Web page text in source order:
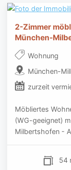
2-Zimmer
München-
Wohnung
München-
zurzeit
Möbliertes
(WG-geeignet)
Milbertshofen -
54